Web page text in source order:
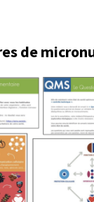
de